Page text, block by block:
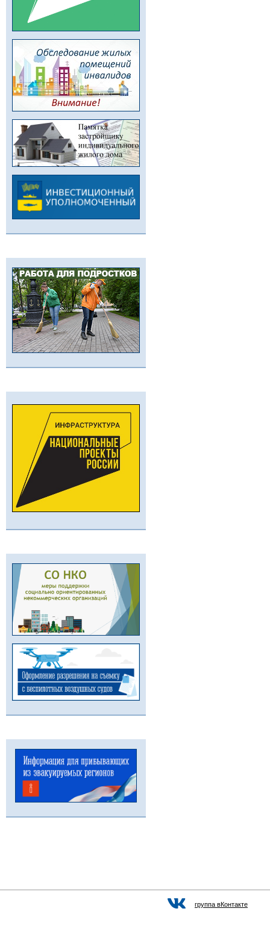
группа вКонтакте